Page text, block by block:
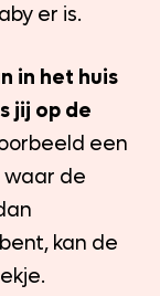
er is.
in het huis
jij op de
een
waar de
kan de